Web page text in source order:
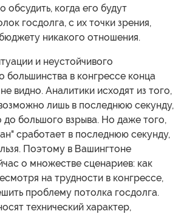
когда его будут
госдолга, с их точки зрения,
никакого отношения.
и неустойчивого
большинства в конгрессе конца
видно. Аналитики исходят из того,
лишь в последнюю секунду,
до большого взрыва. Но даже того,
сработает в последнюю секунду,
Поэтому в Вашингтоне
о множестве сценариев: как
на трудности в конгрессе,
проблему потолка госдолга.
технический характер,